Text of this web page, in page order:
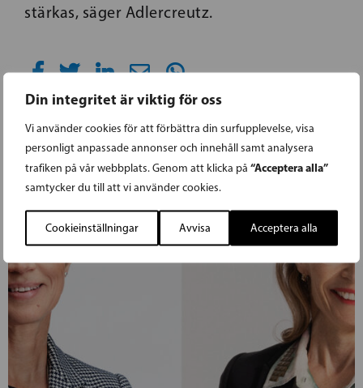
Din integritet är viktig för oss
Vi använder cookies för att förbättra din surfupplevelse, visa
personligt anpassade annonser och innehåll samt analysera
trafiken på vår webbplats. Genom att klicka på “Acceptera alla”
samtycker du till att vi använder cookies.
Cookieinställningar Avvisa Acceptera alla
stärkas, säger Adlercreutz.